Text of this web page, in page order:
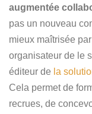
augmentée
pas un nouveau
mieux maîtrisée
organisateur de le
éditeur de la
Cela permet de
recrues, de